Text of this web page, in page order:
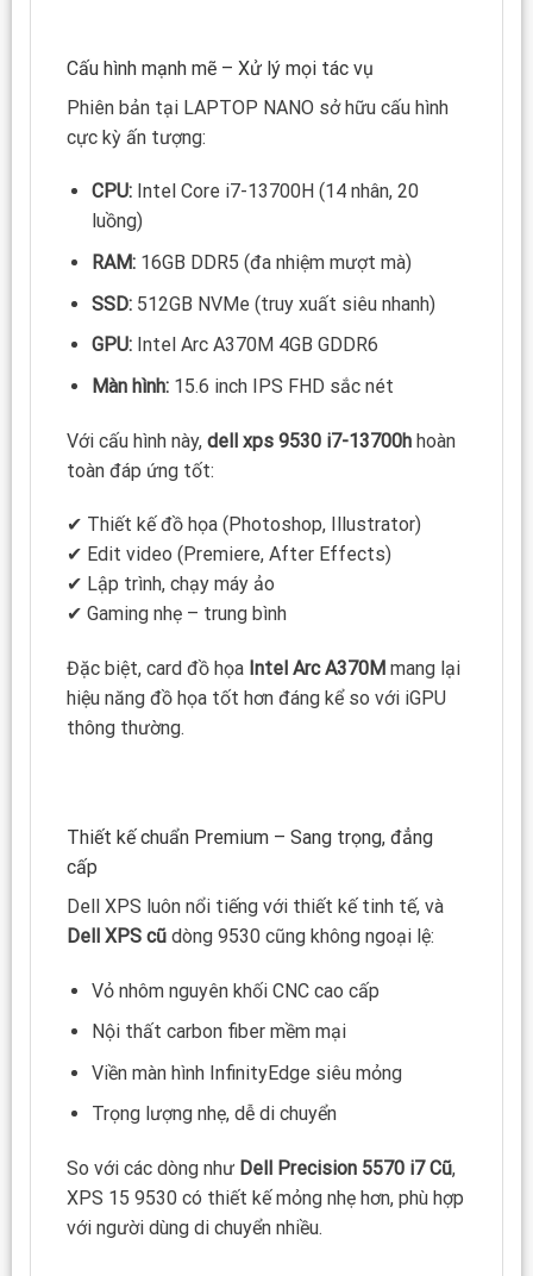
Cấu hình mạnh mẽ – Xử lý mọi tác vụ
Phiên bản tại LAPTOP NANO sở hữu cấu hình
cực kỳ ấn tượng:
CPU:Intel Core i7-13700H (14 nhân, 20
luồng)
RAM:16GB DDR5 (đa nhiệm mượt mà)
SSD:512GB NVMe (truy xuất siêu nhanh)
GPU:Intel Arc A370M 4GB GDDR6
Màn hình:15.6 inch IPS FHD sắc nét
Với cấu hình này, dell xps 9530 i7-13700hhoàn
toàn đáp ứng tốt:
✔ Thiết kế đồ họa (Photoshop, Illustrator)
✔ Edit video (Premiere, After Effects)
✔ Lập trình, chạy máy ảo
✔ Gaming nhẹ – trung bình
Đặc biệt, card đồ họa Intel Arc A370M mang lại
hiệu năng đồ họa tốt hơn đáng kể so với iGPU
thông thường.
Thiết kế chuẩn Premium – Sang trọng, đẳng
cấp
Dell XPS luôn nổi tiếng với thiết kế tinh tế, và
Dell XPS cũdòng 9530 cũng không ngoại lệ:
Vỏ nhôm nguyên khối CNC cao cấp
Nội thất carbon fiber mềm mại
Viền màn hình InfinityEdge siêu mỏng
Trọng lượng nhẹ, dễ di chuyển
So với các dòng như Dell Precision 5570 i7 Cũ,
XPS 15 9530 có thiết kế mỏng nhẹ hơn, phù hợp
với người dùng di chuyển nhiều.